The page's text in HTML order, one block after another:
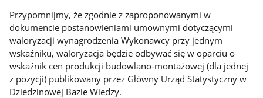
Przypomnijmy, że zgodnie z zaproponowanymi w
dokumencie postanowieniami umownymi dotyczącymi
waloryzacji wynagrodzenia Wykonawcy przy jednym
wskaźniku, waloryzacja będzie odbywać się w oparciu o
wskaźnik cen produkcji budowlano-montażowej (dla jednej
z pozycji) publikowany przez Główny Urząd Statystyczny w
Dziedzinowej Bazie Wiedzy.